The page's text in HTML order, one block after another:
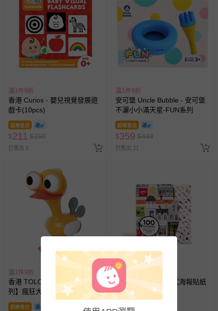
滿1件9折
香港 Curios - 嬰兒視覺發展遊
戲卡(10pcs)
即將售完
$211 $260
已售出 2
滿1件9折
安可堡 Uncle Bubble - 安可堡
不灑小小滿天星-FUN系列
即將售完
$359 $449
已售出 21
滿1件9折
香港 TOLO - 【啟蒙開發系
列】瘋狂大眼鳥 啟蒙開發玩具
即將售完
滿1件9折
西班牙 APLI - 情境式海報貼紙
遊戲-都會遊樂園